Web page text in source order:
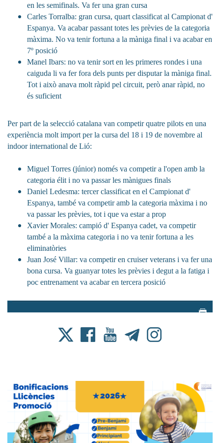
en les semifinals. Va fer una gran cursa
Carles Torralba: gran cursa, quart classificat al Campionat d'
Espanya. Va acabar passant totes les prèvies de la categoria
màxima. No va tenir fortuna a la màniga final i va acabar en
7º posició
Manel Ibars: no va tenir sort en les primeres rondes i una
caiguda li va fer fora dels punts per disputar la màniga final.
Tot i això anava molt ràpid pel circuit, però anar ràpid, no
és suficient
Per part de la selecció catalana van competir quatre pilots en una
experiència molt import per la cursa del 18 i 19 de novembre al
indoor international de Lió:
Miguel Torres (júnior) només va competir a l'open amb la
categoria élit i no va passar les mànigues finals
Daniel Ledesma: tercer classificat en el Campionat d'
Espanya, també va competir amb la categoria màxima i no
va passar les prèvies, tot i que va estar a prop
Xavier Morales: campió d' Espanya cadet, va competir
també a la màxima categoria i no va tenir fortuna a les
eliminatòries
Juan José Villar: va competir en cruiser veterans i va fer una
bona cursa. Va guanyar totes les prèvies i degut a la fatiga i
poc entrenament va acabar en tercera posició